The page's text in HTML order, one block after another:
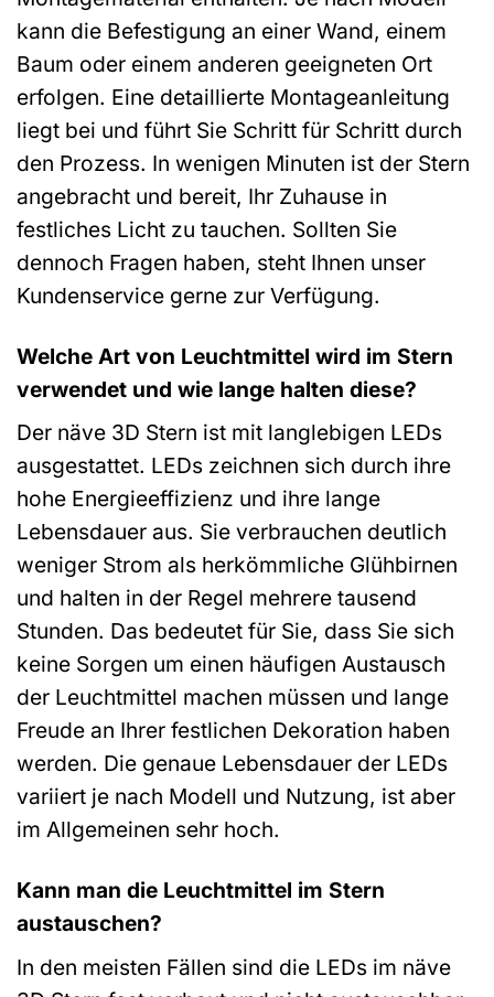
kann die Befestigung an einer Wand, einem
Baum oder einem anderen geeigneten Ort
erfolgen. Eine detaillierte Montageanleitung
liegt bei und führt Sie Schritt für Schritt durch
den Prozess. In wenigen Minuten ist der Stern
angebracht und bereit, Ihr Zuhause in
festliches Licht zu tauchen. Sollten Sie
dennoch Fragen haben, steht Ihnen unser
Kundenservice gerne zur Verfügung.
Welche Art von Leuchtmittel wird im Stern
verwendet und wie lange halten diese?
Der näve 3D Stern ist mit langlebigen LEDs
ausgestattet. LEDs zeichnen sich durch ihre
hohe Energieeffizienz und ihre lange
Lebensdauer aus. Sie verbrauchen deutlich
weniger Strom als herkömmliche Glühbirnen
und halten in der Regel mehrere tausend
Stunden. Das bedeutet für Sie, dass Sie sich
keine Sorgen um einen häufigen Austausch
der Leuchtmittel machen müssen und lange
Freude an Ihrer festlichen Dekoration haben
werden. Die genaue Lebensdauer der LEDs
variiert je nach Modell und Nutzung, ist aber
im Allgemeinen sehr hoch.
Kann man die Leuchtmittel im Stern
austauschen?
In den meisten Fällen sind die LEDs im näve